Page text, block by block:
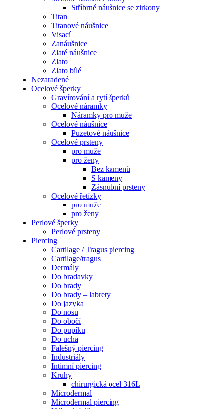
Stříbrné náušnice se zirkony
Titan
Titanové náušnice
Visací
Zanáušnice
Zlaté náušnice
Zlato
Zlato bílé
Nezaradené
Ocelové šperky
Gravírování a rytí šperků
Ocelové náramky
Náramky pro muže
Ocelové náušnice
Puzetové náušnice
Ocelové prsteny
pro muže
pro ženy
Bez kamenů
S kameny
Zásnubní prsteny
Ocelové řetízky
pro muže
pro ženy
Perlové šperky
Perlové prsteny
Piercing
Cartilage / Tragus piercing
Cartilage/tragus
Dermály
Do bradavky
Do brady
Do brady – labrety
Do jazyka
Do nosu
Do obočí
Do pupíku
Do ucha
Falešný piercing
Industriály
Intimní piercing
Kruhy
chirurgická ocel 316L
Microdermal
Microdermal piercing